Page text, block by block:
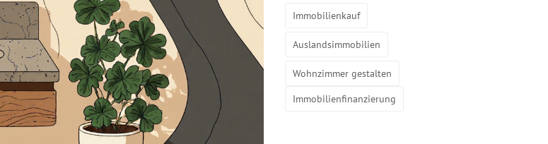
Immobilienkauf
Auslandsimmobilien
Wohnzimmer gestalten
Immobilienfinanzierung